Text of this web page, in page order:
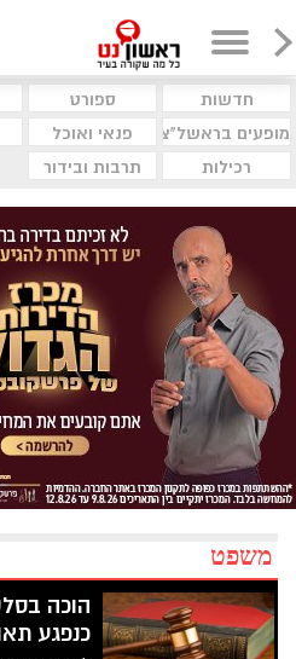
חדשות ספורט
מופעים בראשל"צ
פנאי ואוכל
רכילות
תרבות ובידור
משפט
הוכה
כנפגע